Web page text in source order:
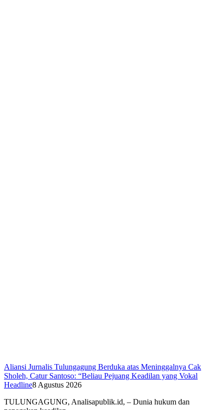
Aliansi Jurnalis Tulungagung Berduka atas Meninggalnya Cak
Sholeh, Catur Santoso: “Beliau Pejuang Keadilan yang Vokal
Headline8 Agustus 2026
​TULUNGAGUNG, Analisapublik.id, – Dunia hukum dan